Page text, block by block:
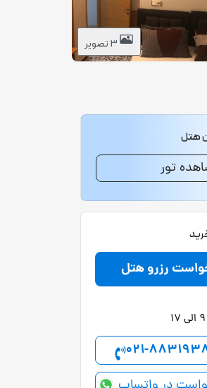
3 تصویر
هتل
تور
رزرو هتل
021-